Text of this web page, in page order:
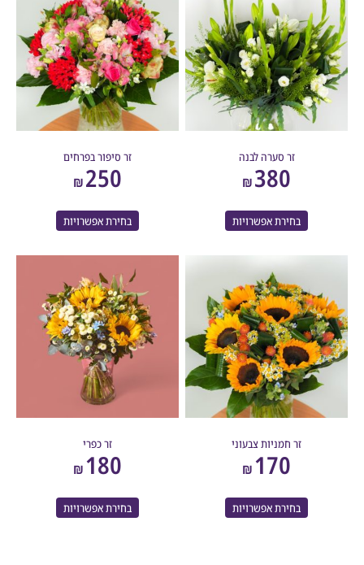
זר סערה לבנה
₪
בחירת אפשרויות
זר סיפור בפרחים
₪
בחירת אפשרויות
זר חמניות צבעוני
₪
בחירת אפשרויות
₪
בחירת אפשרויות